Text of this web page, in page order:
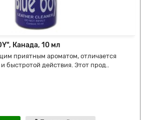
Канада, 10 мл
приятным ароматом, отличается
быстротой действия. Этот прод..